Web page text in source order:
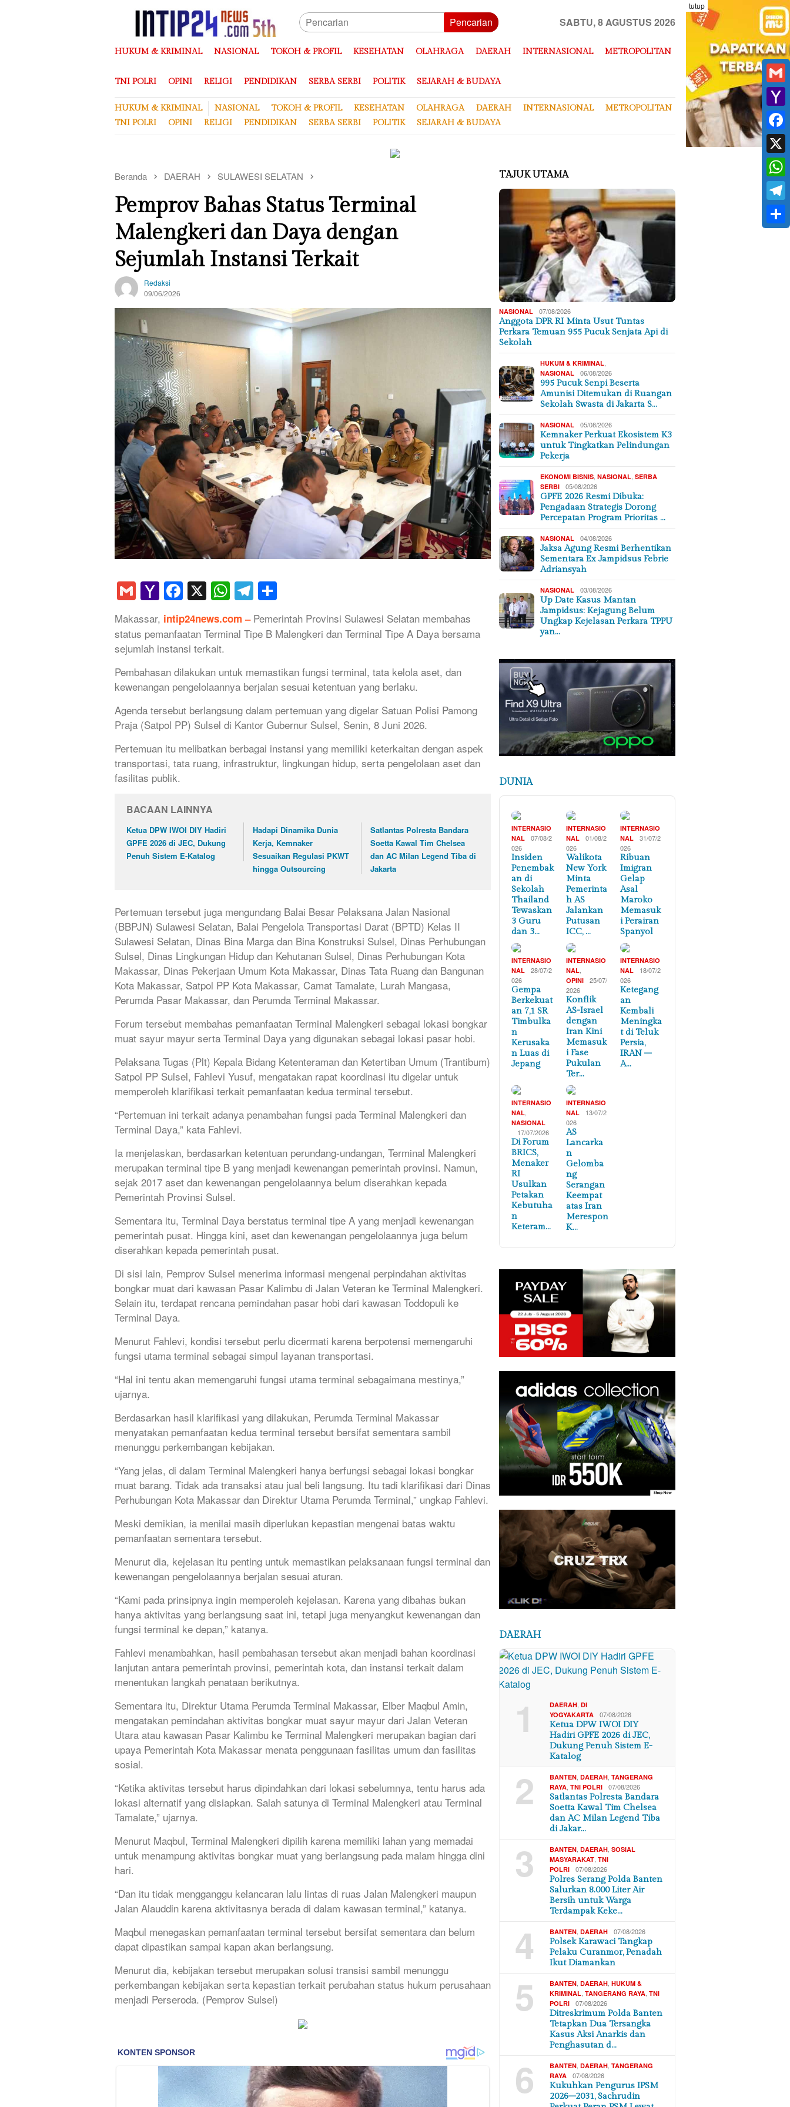
tutup
Pencarian SABTU, 8 AGUSTUS 2026
HUKUM & KRIMINAL NASIONAL TOKOH & PROFIL KESEHATAN OLAHRAGA DAERAH INTERNASIONAL METROPOLITAN
TNI POLRI OPINI RELIGI PENDIDIKAN SERBA SERBI POLITIK SEJARAH & BUDAYA
HUKUM & KRIMINAL NASIONAL TOKOH & PROFIL KESEHATAN OLAHRAGA DAERAH INTERNASIONAL
METROPOLITAN
TNI POLRI
OPINI RELIGI PENDIDIKAN SERBA SERBI POLITIK SEJARAH & BUDAYA
Beranda DAERAH SULAWESI SELATAN
Pemprov Bahas Status Terminal
Malengkeri dan Daya dengan
Sejumlah Instansi Terkait
Redaksi
09/06/2026
GmailYahoo
Mail
Facebook
X WhatsApp
Telegram
Makassar, intip24news.com –Pemerintah Provinsi Sulawesi Selatan membahas
status pemanfaatan Terminal Tipe B Malengkeri dan Terminal Tipe A Daya bersama
sejumlah instansi terkait.
Pembahasan dilakukan untuk memastikan fungsi terminal, tata kelola aset, dan
kewenangan pengelolaannya berjalan sesuai ketentuan yang berlaku.
Agenda tersebut berlangsung dalam pertemuan yang digelar Satuan Polisi Pamong
Praja (Satpol PP) Sulsel di Kantor Gubernur Sulsel, Senin, 8 Juni 2026.
Pertemuan itu melibatkan berbagai instansi yang memiliki keterkaitan dengan aspek
transportasi, tata ruang, infrastruktur, lingkungan hidup, serta pengelolaan aset dan
fasilitas publik.
BACAAN LAINNYA
Ketua DPW IWOI DIY Hadiri
GPFE 2026 di JEC, Dukung
Penuh Sistem E-Katalog
Hadapi Dinamika Dunia
Kerja, Kemnaker
Sesuaikan Regulasi PKWT
hingga Outsourcing
Satlantas Polresta Bandara
Soetta Kawal Tim Chelsea
dan AC Milan Legend Tiba di
Jakarta
Pertemuan tersebut juga mengundang Balai Besar Pelaksana Jalan Nasional
(BBPJN) Sulawesi Selatan, Balai Pengelola Transportasi Darat (BPTD) Kelas II
Sulawesi Selatan, Dinas Bina Marga dan Bina Konstruksi Sulsel, Dinas Perhubungan
Sulsel, Dinas Lingkungan Hidup dan Kehutanan Sulsel, Dinas Perhubungan Kota
Makassar, Dinas Pekerjaan Umum Kota Makassar, Dinas Tata Ruang dan Bangunan
Kota Makassar, Satpol PP Kota Makassar, Camat Tamalate, Lurah Mangasa,
Perumda Pasar Makassar, dan Perumda Terminal Makassar.
Forum tersebut membahas pemanfaatan Terminal Malengkeri sebagai lokasi bongkar
muat sayur mayur serta Terminal Daya yang digunakan sebagai lokasi pasar hobi.
Pelaksana Tugas (Plt) Kepala Bidang Ketenteraman dan Ketertiban Umum (Trantibum)
Satpol PP Sulsel, Fahlevi Yusuf, mengatakan rapat koordinasi itu digelar untuk
memperoleh klarifikasi terkait pemanfaatan kedua terminal tersebut.
“Pertemuan ini terkait adanya penambahan fungsi pada Terminal Malengkeri dan
Terminal Daya,” kata Fahlevi.
Ia menjelaskan, berdasarkan ketentuan perundang-undangan, Terminal Malengkeri
merupakan terminal tipe B yang menjadi kewenangan pemerintah provinsi. Namun,
sejak 2017 aset dan kewenangan pengelolaannya belum diserahkan kepada
Pemerintah Provinsi Sulsel.
Sementara itu, Terminal Daya berstatus terminal tipe A yang menjadi kewenangan
pemerintah pusat. Hingga kini, aset dan kewenangan pengelolaannya juga belum
diserahkan kepada pemerintah pusat.
Di sisi lain, Pemprov Sulsel menerima informasi mengenai perpindahan aktivitas
bongkar muat dari kawasan Pasar Kalimbu di Jalan Veteran ke Terminal Malengkeri.
Selain itu, terdapat rencana pemindahan pasar hobi dari kawasan Toddopuli ke
Terminal Daya.
Menurut Fahlevi, kondisi tersebut perlu dicermati karena berpotensi memengaruhi
fungsi utama terminal sebagai simpul layanan transportasi.
“Hal ini tentu akan memengaruhi fungsi utama terminal sebagaimana mestinya,”
ujarnya.
Berdasarkan hasil klarifikasi yang dilakukan, Perumda Terminal Makassar
menyatakan pemanfaatan kedua terminal tersebut bersifat sementara sambil
menunggu perkembangan kebijakan.
“Yang jelas, di dalam Terminal Malengkeri hanya berfungsi sebagai lokasi bongkar
muat barang. Tidak ada transaksi atau jual beli langsung. Itu tadi klarifikasi dari Dinas
Perhubungan Kota Makassar dan Direktur Utama Perumda Terminal,” ungkap Fahlevi.
Meski demikian, ia menilai masih diperlukan kepastian mengenai batas waktu
pemanfaatan sementara tersebut.
Menurut dia, kejelasan itu penting untuk memastikan pelaksanaan fungsi terminal dan
kewenangan pengelolaannya berjalan sesuai aturan.
“Kami pada prinsipnya ingin memperoleh kejelasan. Karena yang dibahas bukan
hanya aktivitas yang berlangsung saat ini, tetapi juga menyangkut kewenangan dan
fungsi terminal ke depan,” katanya.
Fahlevi menambahkan, hasil pembahasan tersebut akan menjadi bahan koordinasi
lanjutan antara pemerintah provinsi, pemerintah kota, dan instansi terkait dalam
menentukan langkah penataan berikutnya.
Sementara itu, Direktur Utama Perumda Terminal Makassar, Elber Maqbul Amin,
mengatakan pemindahan aktivitas bongkar muat sayur mayur dari Jalan Veteran
Utara atau kawasan Pasar Kalimbu ke Terminal Malengkeri merupakan bagian dari
upaya Pemerintah Kota Makassar menata penggunaan fasilitas umum dan fasilitas
sosial.
“Ketika aktivitas tersebut harus dipindahkan dari lokasi sebelumnya, tentu harus ada
lokasi alternatif yang disiapkan. Salah satunya di Terminal Malengkeri atau Terminal
Tamalate,” ujarnya.
Menurut Maqbul, Terminal Malengkeri dipilih karena memiliki lahan yang memadai
untuk menampung aktivitas bongkar muat yang berlangsung pada malam hingga dini
hari.
“Dan itu tidak mengganggu kelancaran lalu lintas di ruas Jalan Malengkeri maupun
Jalan Alauddin karena aktivitasnya berada di dalam kawasan terminal,” katanya.
Maqbul menegaskan pemanfaatan terminal tersebut bersifat sementara dan belum
dapat dipastikan sampai kapan akan berlangsung.
Menurut dia, kebijakan tersebut merupakan solusi transisi sambil menunggu
perkembangan kebijakan serta kepastian terkait perubahan status hukum perusahaan
menjadi Perseroda. (Pemprov Sulsel)
TAJUK UTAMA
NASIONAL 07/08/2026
Anggota DPR RI Minta Usut Tuntas
Perkara Temuan 955 Pucuk Senjata Api di
Sekolah
HUKUM & KRIMINAL
NASIONAL 06/08/2026
995 Pucuk Senpi Beserta
Amunisi Ditemukan di Ruangan
Sekolah Swasta di Jakarta S…
NASIONAL 05/08/2026
Kemnaker Perkuat Ekosistem K3
untuk Tingkatkan Pelindungan
Pekerja
EKONOMI BISNIS ,NASIONAL ,SERBA
SERBI
05/08/2026
GPFE 2026 Resmi Dibuka:
Pengadaan Strategis Dorong
Percepatan Program Prioritas …
NASIONAL 04/08/2026
Jaksa Agung Resmi Berhentikan
Sementara Ex Jampidsus Febrie
Adriansyah
NASIONAL 03/08/2026
Up Date Kasus Mantan
Jampidsus: Kejagung Belum
Ungkap Kejelasan Perkara TPPU
yan…
DUNIA
INTERNASIO
NAL
07/08/2
026
Insiden
Penembak
an di
Sekolah
Thailand
Tewaskan
3 Guru
dan 3…
INTERNASIO
NAL
01/08/2
026
Walikota
New York
Minta
Pemerinta
h AS
Jalankan
Putusan
ICC, …
INTERNASIO
NAL
31/07/2
026
Ribuan
Imigran
Gelap
Asal
Maroko
Memasuk
i Perairan
Spanyol
INTERNASIO
NAL
28/07/2
026
Gempa
Berkekuat
an 7,1 SR
Timbulka
n
Kerusaka
n Luas di
Jepang
INTERNASIO
NAL,
OPINI
25/07/
2026
Konflik
AS-Israel
dengan
Iran Kini
Memasuk
i Fase
Pukulan
Ter…
INTERNASIO
NAL
18/07/2
026
Ketegang
an
Kembali
Meningka
t di Teluk
Persia,
IRAN –
A…
INTERNASIO
NAL
NASIONAL
17/07/2026
Di Forum
BRICS,
Menaker
RI
Usulkan
Petakan
Kebutuha
n
Keteram…
INTERNASIO
NAL
13/07/2
026
AS
Lancarka
n
Gelomba
ng
Serangan
Keempat
atas Iran
Merespon
K…
DAERAH
1 DAERAH ,DI
YOGYAKARTA
07/08/2026
Ketua DPW IWOI DIY
Hadiri GPFE 2026 di JEC,
Dukung Penuh Sistem E-
Katalog
2 BANTEN ,DAERAH ,TANGERANG
RAYA ,TNI POLRI 07/08/2026
Satlantas Polresta Bandara
Soetta Kawal Tim Chelsea
dan AC Milan Legend Tiba
di Jakar…
3 BANTEN ,DAERAH ,SOSIAL
MASYARAKAT ,TNI
POLRI
07/08/2026
Polres Serang Polda Banten
Salurkan 8.000 Liter Air
Bersih untuk Warga
Terdampak Keke…
4 BANTEN ,DAERAH 07/08/2026
Polsek Karawaci Tangkap
Pelaku Curanmor, Penadah
Ikut Diamankan
5 BANTEN ,DAERAH ,HUKUM &
KRIMINAL ,TANGERANG RAYA ,TNI
POLRI
07/08/2026
Ditreskrimum Polda Banten
Tetapkan Dua Tersangka
Kasus Aksi Anarkis dan
Penghasutan d…
6 BANTEN ,DAERAH ,TANGERANG
RAYA
07/08/2026
Kukuhkan Pengurus IPSM
2026–2031, Sachrudin
Mail
X